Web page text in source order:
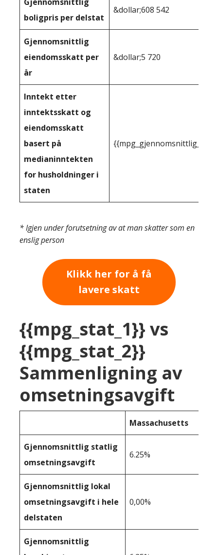
boligpris per delstat
&dollar;608 542
Gjennomsnittlig
eiendomsskatt per
år
&dollar;5 720
Inntekt etter
inntektsskatt og
eiendomsskatt
basert på
medianinntekten
for husholdninger i
staten
* Igjen under forutsetning av at man skatter som en
enslig person
Klikk her for å få
lavere skatt
{{mpg_stat_1}} vs
{{mpg_stat_2}}
Sammenligning av
omsetningsavgift
Massachusetts
Gjennomsnittlig statlig
omsetningsavgift
6.25%
Gjennomsnittlig lokal
omsetningsavgift i hele
delstaten
0,00%
Gjennomsnittlig